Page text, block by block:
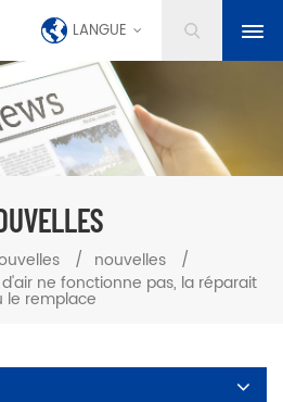
LANGUE
/ nouvelles
/
ne fonctionne pas, la réparait
le remplace